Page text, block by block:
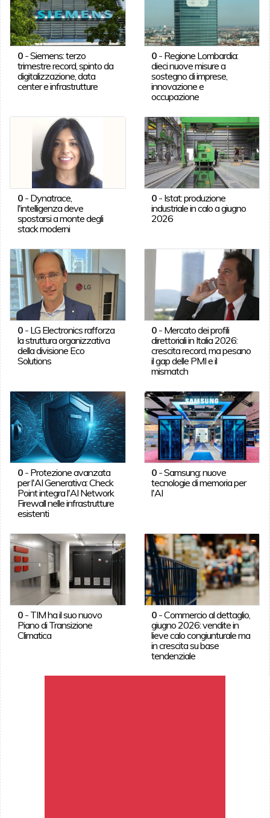
0-Siemens: terzo
trimestre record, spinto da
digitalizzazione, data
center e infrastrutture
0 - Regione Lombardia:
dieci nuove misure a
sostegno di imprese,
innovazione e
occupazione
0- Dynatrace,
l'intelligenza deve
spostarsi a monte degli
stack moderni
0 - Istat: produzione
industriale in calo a giugno
2026
0- LG Electronics rafforza
la struttura organizzativa
della divisione Eco
Solutions
0 - Mercato dei profili
direttoriali in Italia 2026:
crescita record, ma pesano
il gap delle PMI e il
mismatch
0- Protezione avanzata
per l'AI Generativa: Check
Point integra l'AI Network
Firewall nelle infrastrutture
esistenti
0 -Samsung: nuove
tecnologie di memoria per
l'AI
0- TIM ha il suo nuovo
Piano di Transizione
Climatica
0 -Commercio al dettaglio,
giugno 2026: vendite in
lieve calo congiunturale ma
in crescita su base
tendenziale